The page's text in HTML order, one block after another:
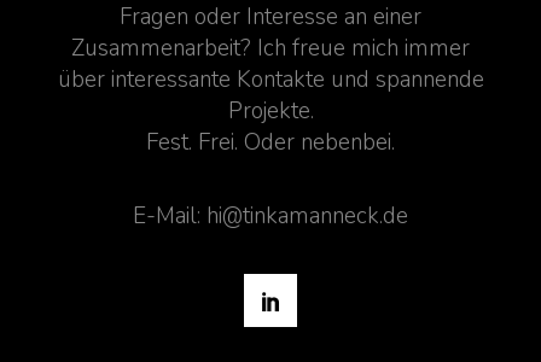
Fragen oder Interesse an einer
Zusammenarbeit? Ich freue mich immer
über interessante Kontakte und spannende
Projekte.
Fest. Frei. Oder nebenbei.
E-Mail: hi@tinkamanneck.de